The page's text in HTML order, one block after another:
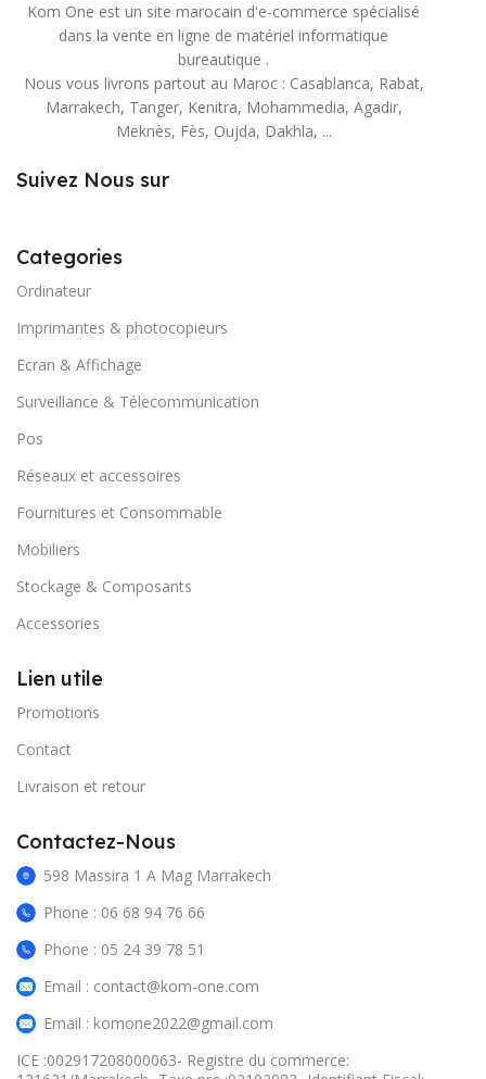
Kom One est un site marocain d'e-commerce spécialisé
dans la vente en ligne de matériel informatique
bureautique .
Nous vous livrons partout au Maroc : Casablanca, Rabat,
Marrakech, Tanger, Kenitra, Mohammedia, Agadir,
Meknès, Fès, Oujda, Dakhla, ...
Suivez Nous sur
Categories
Ordinateur
Imprimantes & photocopieurs
Ecran & Affichage
Surveillance & Télecommunication
Pos
Réseaux et accessoires
Fournitures et Consommable
Mobiliers
Stockage & Composants
Accessories
Lien utile
Promotions
Contact
Livraison et retour
Contactez-Nous
598 Massira 1 A Mag Marrakech
Phone : 06 68 94 76 66
Phone : 05 24 39 78 51
Email : contact@kom-one.com
Email : komone2022@gmail.com
ICE :002917208000063- Registre du commerce: